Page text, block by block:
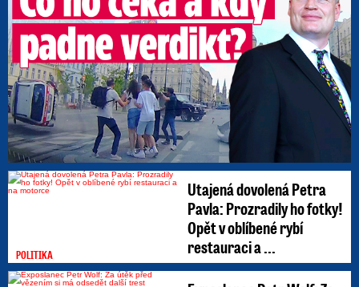
POLITIKA
Utajená dovolená Petra
Pavla: Prozradily ho fotky!
Opět v oblíbené rybí
restauraci a ...